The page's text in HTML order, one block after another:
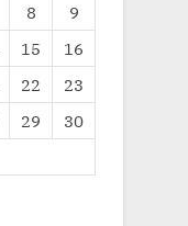
8
9
15
16
22
23
29
30